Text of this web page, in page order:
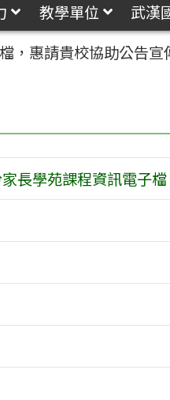
教學單位 武漢
，惠請貴校協助公告宣
長學苑課程資訊電子